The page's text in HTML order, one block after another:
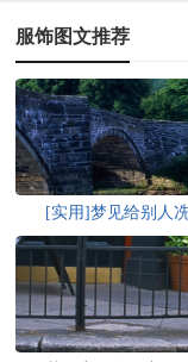
服饰图文推荐
[实用]梦见给别人